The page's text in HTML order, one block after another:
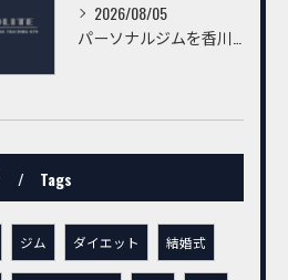
2026/08/05
Tags
ジム ダイエット 結婚式